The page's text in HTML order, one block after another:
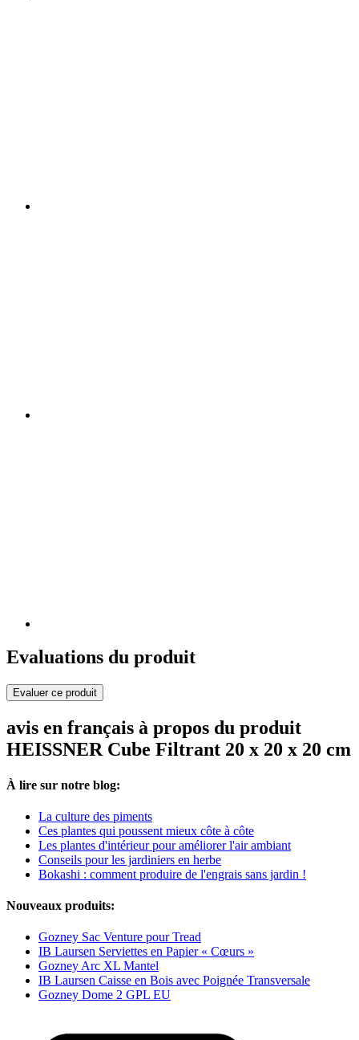
Evaluations du produit
Evaluer ce produit
avis en français à propos du produit
HEISSNER Cube Filtrant 20 x 20 x 20 cm
À lire sur notre blog:
La culture des piments
Ces plantes qui poussent mieux côte à côte
Les plantes d'intérieur pour améliorer l'air ambiant
Conseils pour les jardiniers en herbe
Bokashi : comment produire de l'engrais sans jardin !
Nouveaux produits:
Gozney Sac Venture pour Tread
IB Laursen Serviettes en Papier « Cœurs »
Gozney Arc XL Mantel
IB Laursen Caisse en Bois avec Poignée Transversale
Gozney Dome 2 GPL EU